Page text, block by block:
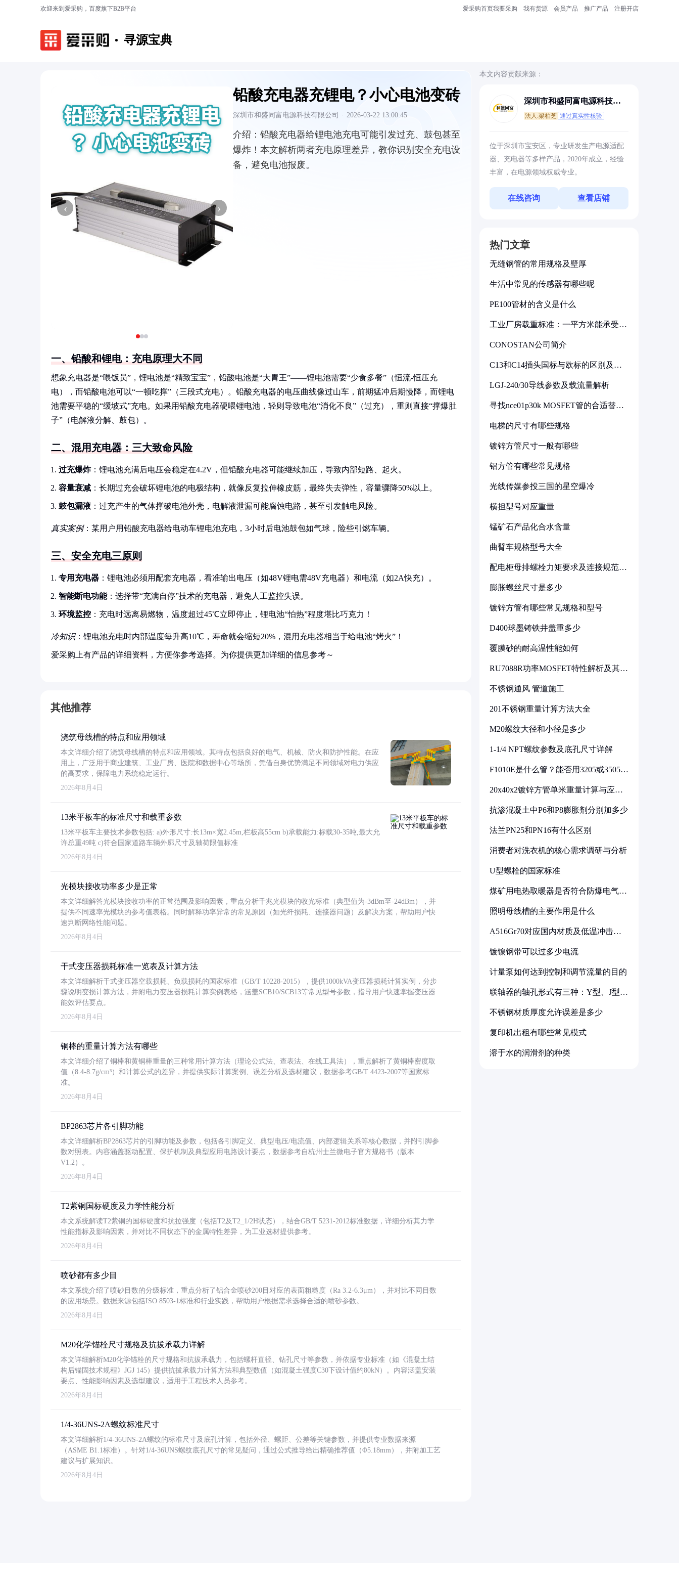
欢迎来到爱采购，百度旗下B2B平台 爱采购首页我要采购 我有货源 会员产品 推广产品 注册开店
寻源宝典
‹ ›
铅酸充电器充锂电？小心电池变砖
深圳市和盛同富电源科技有限公司 · 2026-03-22 13:00:45
介绍： 铅酸充电器给锂电池充电可能引发过充、鼓包甚至
爆炸！本文解析两者充电原理差异，教你识别安全充电设
备，避免电池报废。
一、铅酸和锂电：充电原理大不同
想象充电器是“喂饭员”，锂电池是“精致宝宝”，铅酸电池是“大胃王”——锂电池需要“少食多餐”（恒流-恒压充
电），而铅酸电池可以“一顿吃撑”（三段式充电）。铅酸充电器的电压曲线像过山车，前期猛冲后期慢降，而锂电
池需要平稳的“缓坡式”充电。如果用铅酸充电器硬喂锂电池，轻则导致电池“消化不良”（过充），重则直接“撑爆肚
子”（电解液分解、鼓包）。
二、混用充电器：三大致命风险
过充爆炸：锂电池充满后电压会稳定在4.2V，但铅酸充电器可能继续加压，导致内部短路、起火。
容量衰减 ：长期过充会破坏锂电池的电极结构，就像反复拉伸橡皮筋，最终失去弹性，容量骤降50%以上。
鼓包漏液 ：过充产生的气体撑破电池外壳，电解液泄漏可能腐蚀电路，甚至引发触电风险。
真实案例：某用户用铅酸充电器给电动车锂电池充电，3小时后电池鼓包如气球，险些引燃车辆。
三、安全充电三原则
专用充电器 ：锂电池必须用配套充电器，看准输出电压（如48V锂电需48V充电器）和电流（如2A快充）。
智能断电功能：选择带“充满自停”技术的充电器，避免人工监控失误。
环境监控 ：充电时远离易燃物，温度超过45℃立即停止，锂电池“怕热”程度堪比巧克力！
冷知识：锂电池充电时内部温度每升高10℃，寿命就会缩短20%，混用充电器相当于给电池“烤火”！
爱采购上有产品的详细资料，方便你参考选择。为你提供更加详细的信息参考～
其他推荐
浇筑母线槽的特点和应用领域
本文详细介绍了浇筑母线槽的特点和应用领域。其特点包括良好的电气、机械、防火和防护性能。在应
用上，广泛用于商业建筑、工业厂房、医院和数据中心等场所，凭借自身优势满足不同领域对电力供应
的高要求，保障电力系统稳定运行。
2026年8月4日
13米平板车的标准尺寸和载重参数
13米平板车主要技术参数包括: a)外形尺寸:长13m×宽2.45m,栏板高55cm b)承载能力:标载30-35吨,最大允
许总重49吨 c)符合国家道路车辆外廓尺寸及轴荷限值标准
2026年8月4日
光模块接收功率多少是正常
本文详细解答光模块接收功率的正常范围及影响因素，重点分析千兆光模块的收光标准（典型值为-3dBm至-24dBm），并
提供不同速率光模块的参考值表格。同时解释功率异常的常见原因（如光纤损耗、连接器问题）及解决方案，帮助用户快
速判断网络性能问题。
2026年8月4日
干式变压器损耗标准一览表及计算方法
本文详细解析干式变压器空载损耗、负载损耗的国家标准（GB/T 10228-2015），提供1000kVA变压器损耗计算实例，分步
骤说明变损计算方法，并附电力变压器损耗计算实例表格，涵盖SCB10/SCB13等常见型号参数，指导用户快速掌握变压器
能效评估要点。
2026年8月4日
铜棒的重量计算方法有哪些
本文详细介绍了铜棒和黄铜棒重量的三种常用计算方法（理论公式法、查表法、在线工具法），重点解析了黄铜棒密度取
值（8.4-8.7g/cm³）和计算公式的差异，并提供实际计算案例、误差分析及选材建议，数据参考GB/T 4423-2007等国家标
准。
2026年8月4日
BP2863芯片各引脚功能
本文详细解析BP2863芯片的引脚功能及参数，包括各引脚定义、典型电压/电流值、内部逻辑关系等核心数据，并附引脚参
数对照表。内容涵盖驱动配置、保护机制及典型应用电路设计要点，数据参考自杭州士兰微电子官方规格书（版本
V1.2）。
2026年8月4日
T2紫铜国标硬度及力学性能分析
本文系统解读T2紫铜的国标硬度和抗拉强度（包括T2及T2_1/2H状态），结合GB/T 5231-2012标准数据，详细分析其力学
性能指标及影响因素，并对比不同状态下的金属特性差异，为工业选材提供参考。
2026年8月4日
喷砂都有多少目
本文系统介绍了喷砂目数的分级标准，重点分析了铝合金喷砂200目对应的表面粗糙度（Ra 3.2-6.3μm），并对比不同目数
的应用场景。数据来源包括ISO 8503-1标准和行业实践，帮助用户根据需求选择合适的喷砂参数。
2026年8月4日
M20化学锚栓尺寸规格及抗拔承载力详解
本文详细解析M20化学锚栓的尺寸规格和抗拔承载力，包括螺杆直径、钻孔尺寸等参数，并依据专业标准（如《混凝土结
构后锚固技术规程》JGJ 145）提供抗拔承载力计算方法和典型数值（如混凝土强度C30下设计值约80kN）。内容涵盖安装
要点、性能影响因素及选型建议，适用于工程技术人员参考。
2026年8月4日
1/4-36UNS-2A螺纹标准尺寸
本文详细解析1/4-36UNS-2A螺纹的标准尺寸及底孔计算，包括外径、螺距、公差等关键参数，并提供专业数据来源
（ASME B1.1标准）。针对1/4-36UNS螺纹底孔尺寸的常见疑问，通过公式推导给出精确推荐值（Φ5.18mm），并附加工艺
建议与扩展知识。
2026年8月4日
本文内容贡献来源：
深圳市和盛同富电源科技有
法人:梁柏芝 通过真实性核验
位于深圳市宝安区，专业研发生产电源适配
器、充电器等多样产品，2020年成立，经验
丰富，在电源领域权威专业。
在线咨询 查看店铺
热门文章
无缝钢管的常用规格及壁厚
生活中常见的传感器有哪些呢
PE100管材的含义是什么
工业厂房载重标准：一平方米能承受多
CONOSTAN公司简介
C13和C14插头国标与欧标的区别及其
LGJ-240/30导线参数及载流量解析
寻找nce01p30k MOSFET管的合适替代
电梯的尺寸有哪些规格
镀锌方管尺寸一般有哪些
铝方管有哪些常见规格
光线传媒参投三国的星空爆冷
横担型号对应重量
锰矿石产品化合水含量
曲臂车规格型号大全
配电柜母排螺栓力矩要求及连接规范详
膨胀螺丝尺寸是多少
镀锌方管有哪些常见规格和型号
D400球墨铸铁井盖重多少
覆膜砂的耐高温性能如何
RU7088R功率MOSFET特性解析及其在
不锈钢通风 管道施工
201不锈钢重量计算方法大全
M20螺纹大径和小径是多少
1-1/4 NPT螺纹参数及底孔尺寸详解
F1010E是什么管？能否用3205或3505代
20x40x2镀锌方管单米重量计算与应用
抗渗混凝土中P6和P8膨胀剂分别加多少
法兰PN25和PN16有什么区别
消费者对洗衣机的核心需求调研与分析
U型螺栓的国家标准
煤矿用电热取暖器是否符合防爆电气设
照明母线槽的主要作用是什么
A516Gr70对应国内材质及低温冲击要
镀镍钢带可以过多少电流
计量泵如何达到控制和调节流量的目的
联轴器的轴孔形式有三种：Y型、J型、
不锈钢材质厚度允许误差是多少
复印机出租有哪些常见模式
溶于水的润滑剂的种类